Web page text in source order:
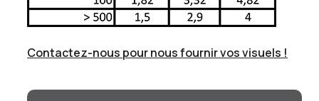
Contactez-nous pour nous fournir vos visuels !